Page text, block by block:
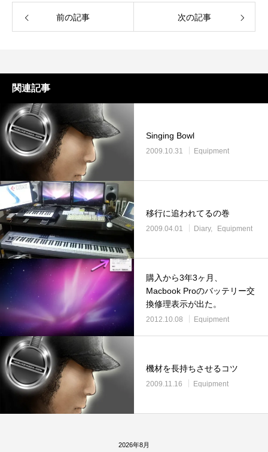
前の記事 次の記事
関連記事
Singing Bowl
2009.10.31 Equipment
移行に追われてるの巻
2009.04.01 Diary Equipment
購入から3年3ヶ月、
Macbook Proのバッテリー交
換修理表示が出た。
2012.10.08 Equipment
機材を長持ちさせるコツ
2009.11.16 Equipment
2026年8月